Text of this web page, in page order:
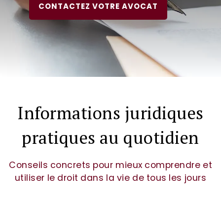
CONTACTEZ VOTRE AVOCAT
Informations juridiques
pratiques au quotidien
Conseils concrets pour mieux comprendre et
utiliser le droit dans la vie de tous les jours